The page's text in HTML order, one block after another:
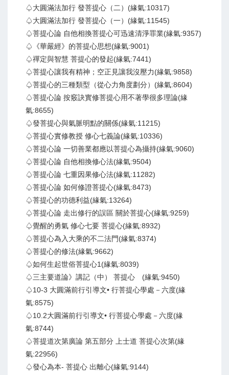
♤大圓滿法加行 發菩提心（二）(緣氣:10317)
♤大圓滿法加行 發菩提心（一）(緣氣:11545)
♤菩提心論 自他相換菩提心可迅速清淨罪業(緣氣:9357)
♤《華嚴經》的菩提心思想(緣氣:9001)
♤禪定與智慧 菩提心的發起(緣氣:7441)
♤菩提心讓我有精神；空正見讓我沒壓力(緣氣:9858)
♤菩提心的三種類型（從心力角度劃分）(緣氣:8604)
♤菩提心論 按竅訣實修菩提心用不著學很多理論(緣
氣:8655)
♤發菩提心與氣脈明點的關係(緣氣:11215)
♤菩提心實修教授 修心七義論(緣氣:10336)
♤菩提心論 一切善業都應以菩提心為攝持(緣氣:9060)
♤菩提心論 自他相換修心法(緣氣:9504)
♤菩提心論 七重因果修心法(緣氣:11282)
♤菩提心論 如何修證菩提心(緣氣:8473)
♤菩提心的功德利益(緣氣:13264)
♤菩提心論 走出修行的誤區 關於菩提心(緣氣:9259)
♤覺醒的勇氣 修心七要 菩提心(緣氣:8932)
♤菩提心為入大乘的不二法門(緣氣:8374)
♤菩提心的修法(緣氣:9662)
♤如何生起世俗菩提心1(緣氣:8039)
♤三主要道論》講記（中） 菩提心 (緣氣:9450)
♤10-3 大圓滿前行引導文• 行菩提心學處－六度(緣
氣:8575)
♤10.2大圓滿前行引導文• 行菩提心學處－六度(緣
氣:8744)
♤菩提道次第廣論 第五部分 上士道 菩提心次第(緣
氣:22956)
♤發心為本- 菩提心 出離心(緣氣:9144)